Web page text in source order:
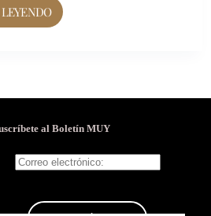
al Boletín MUY